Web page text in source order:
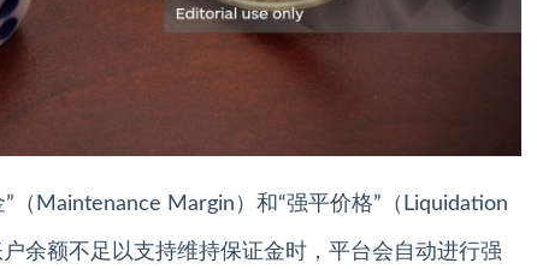
（Maintenance Margin）和“强平价格”（Liquidation
余额不足以支持维持保证金时，平台会自动进行强